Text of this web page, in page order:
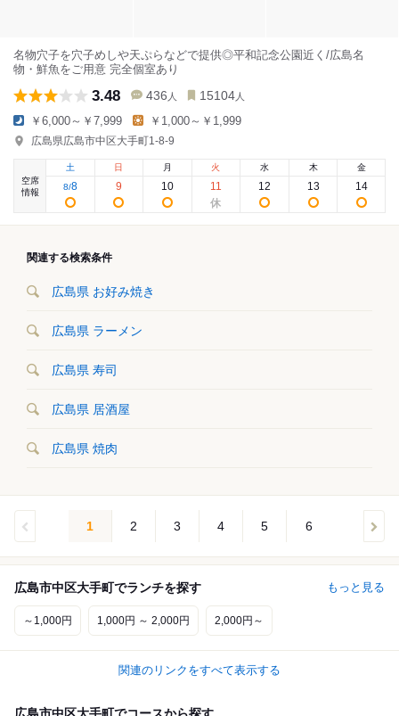
名物穴子を穴子めしや天ぷらなどで提供◎平和記念公園近く/広島名
物・鮮魚をご用意 完全個室あり
3.48 436 人 15104 人
￥6,000～￥7,999 ￥1,000～￥1,999
広島県広島市中区大手町1-8-9
空席
情報
土
8/8
日
9
月
10
火
11
水
12
木
13
金
14
関連する検索条件
広島県 お好み焼き
広島県 ラーメン
広島県 寿司
広島県 居酒屋
広島県 焼肉
1 2 3 4 5 6
広島市中区大手町でランチを探す もっと見る
～1,000円 1,000円 ～ 2,000円 2,000円～
関連のリンクをすべて表示する